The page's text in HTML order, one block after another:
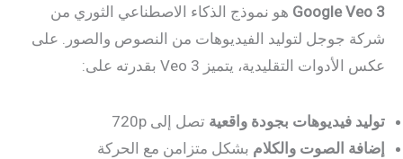
Google Veo 3 هو نموذج الذكاء الاصطناعي الثوري من
شركة جوجل لتوليد الفيديوهات من النصوص والصور. على
عكس الأدوات التقليدية، يتميز Veo 3 بقدرته على:
توليد فيديوهات بجودة واقعية تصل إلى 720p
إضافة الصوت والكلام بشكل متزامن مع الحركة